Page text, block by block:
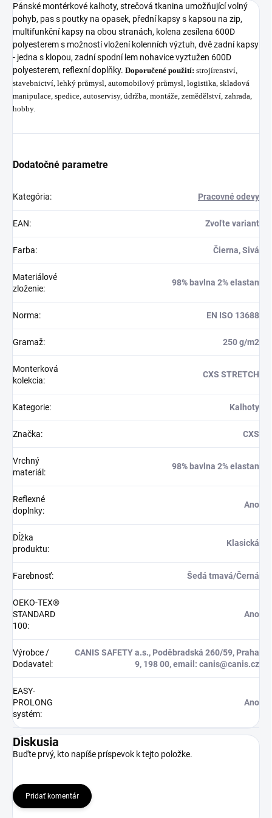
Pánské montérkové kalhoty, strečová tkanina umožňující volný
pohyb, pas s poutky na opasek, přední kapsy s kapsou na zip,
multifunkční kapsy na obou stranách, kolena zesílena 600D
polyesterem s možností vložení kolenních výztuh, dvě zadní kapsy
- jedna s klopou, zadní spodní lem nohavice vyztužen 600D
polyesterem, reflexní doplňky. Doporučené použití: strojírenství,
stavebnictví, lehký průmysl, automobilový průmysl, logistika, skladová
manipulace, spedice, autoservisy, údržba, montáže, zemědělství, zahrada,
hobby.
Dodatočné parametre
Kategória: Pracovné odevy
EAN: Zvoľte variant
Farba: Čierna, Sivá
Materiálové
zloženie:
98% bavlna 2% elastan
Norma: EN ISO 13688
Gramaž: 250 g/m2
Monterková
kolekcia:
CXS STRETCH
Kategorie: Kalhoty
Značka: CXS
Vrchný
materiál :
98% bavlna 2% elastan
Reflexné
doplnky:
Ano
Dĺžka
produktu:
Klasická
Farebnosť: Šedá tmavá/Černá
OEKO-TEX®
STANDARD
100:
Ano
Výrobce /
Dodavatel :
CANIS SAFETY a.s., Poděbradská 260/59, Praha
9, 198 00, email: canis@canis.cz
EASY-
PROLONG
systém:
Ano
Diskusia
Buďte prvý, kto napíše príspevok k tejto položke.
Pridať komentár